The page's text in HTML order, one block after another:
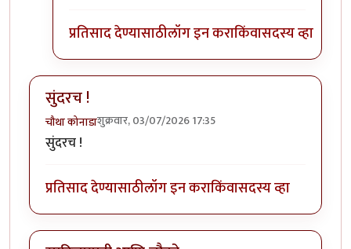
प्रतिसाद देण्यासाठीलॉग इन कराकिंवासदस्य व्हा
सुंदरच !
चौथा कोनाडाशुक्रवार, 03/07/2026 17:35
सुंदरच !
प्रतिसाद देण्यासाठीलॉग इन कराकिंवासदस्य व्हा